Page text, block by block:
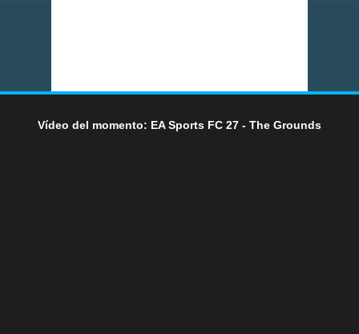
Vídeo del momento: EA Sports FC 27 - The Grounds